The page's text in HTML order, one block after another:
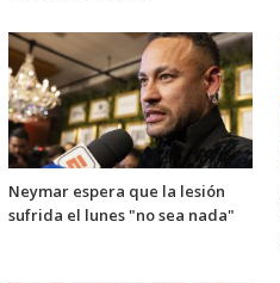
Neymar espera que la lesión
sufrida el lunes "no sea nada"